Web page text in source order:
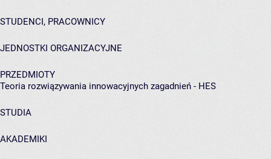
STUDENCI, PRACOWNICY
JEDNOSTKI ORGANIZACYJNE
PRZEDMIOTY
Teoria rozwiązywania innowacyjnych zagadnień - HES
STUDIA
AKADEMIKI